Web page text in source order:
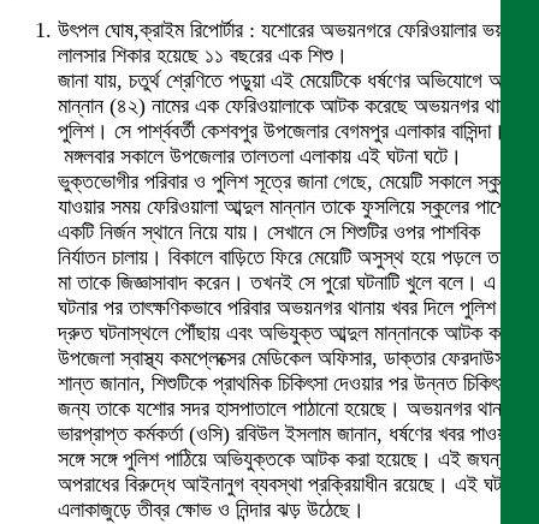
‎উৎপল ঘোষ,ক্রাইম রিপোর্টার : যশোরের অভয়নগরে ফেরিওয়ালার ভয়াবহ
লালসার শিকার হয়েছে ১১ বছরের এক শিশু।
জানা যায়, চতুর্থ শ্রেণিতে পড়ুয়া এই মেয়েটিকে ধর্ষণের অভিযোগে আব্দুল
মান্নান (৪২) নামের এক ফেরিওয়ালাকে আটক করেছে অভয়নগর থানা
পুলিশ। সে পার্শ্ববর্তী কেশবপুর উপজেলার বেগমপুর এলাকার বাসিন্দা।
‎ মঙ্গলবার সকালে উপজেলার তালতলা এলাকায় এই ঘটনা ঘটে।
ভুক্তভোগীর পরিবার ও পুলিশ সূত্রে জানা গেছে, মেয়েটি সকালে স্কুলে
যাওয়ার সময় ফেরিওয়ালা আব্দুল মান্নান তাকে ফুসলিয়ে স্কুলের পাশের
একটি নির্জন স্থানে নিয়ে যায়। সেখানে সে শিশুটির ওপর পাশবিক
নির্যাতন চালায়। বিকালে বাড়িতে ফিরে মেয়েটি অসুস্থ হয়ে পড়লে তার
মা তাকে জিজ্ঞাসাবাদ করেন। তখনই সে পুরো ঘটনাটি খুলে বলে। এ
ঘটনার পর তাৎক্ষণিকভাবে পরিবার অভয়নগর থানায় খবর দিলে পুলিশ
দ্রুত ঘটনাস্থলে পৌঁছায় এবং অভিযুক্ত আব্দুল মান্নানকে আটক করে।
উপজেলা স্বাস্থ্য কমপ্লেক্সের মেডিকেল অফিসার, ডাক্তার ফেরদাউস
শান্ত জানান, শিশুটিকে প্রাথমিক চিকিৎসা দেওয়ার পর উন্নত চিকিৎসার
জন্য তাকে যশোর সদর হাসপাতালে পাঠানো হয়েছে। অভয়নগর থানার
ভারপ্রাপ্ত কর্মকর্তা (ওসি) রবিউল ইসলাম জানান, ধর্ষণের খবর পাওয়ার
সঙ্গে সঙ্গে পুলিশ পাঠিয়ে অভিযুক্তকে আটক করা হয়েছে। এই জঘন্য
অপরাধের বিরুদ্ধে আইনানুগ ব্যবস্থা প্রক্রিয়াধীন রয়েছে। এই ঘটনায়
এলাকাজুড়ে তীব্র ক্ষোভ ও নিন্দার ঝড় উঠেছে।